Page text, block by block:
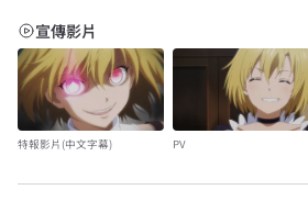
宣傳影片
特報影片(中文字幕) PV